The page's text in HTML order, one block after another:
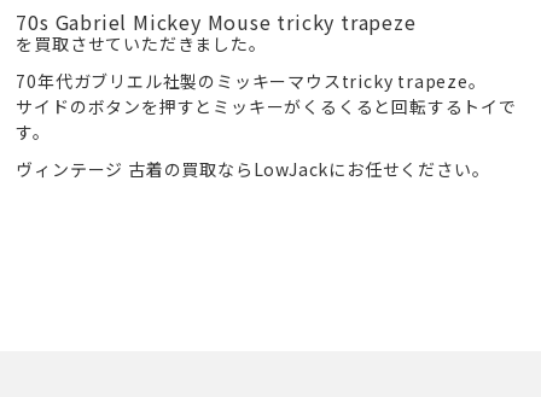
70s Gabriel Mickey Mouse tricky trapeze
を買取させていただきました。
70年代ガブリエル社製のミッキーマウスtricky trapeze。
サイドのボタンを押すとミッキーがくるくると回転するトイで
す。
ヴィンテージ 古着の買取ならLowJackにお任せください。